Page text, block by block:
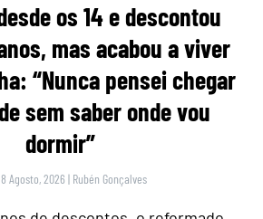
os 14 e descontou
mas acabou a viver
“Nunca pensei chegar
sem saber onde vou
dormir”
Agosto, 2026 | Rubén Gonçalves